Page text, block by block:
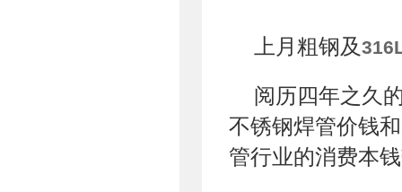
上月粗钢及
阅历四年之久
不锈钢焊管价钱
管行业的消费本